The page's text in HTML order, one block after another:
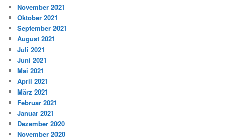
November 2021
Oktober 2021
September 2021
August 2021
Juli 2021
Juni 2021
Mai 2021
April 2021
März 2021
Februar 2021
Januar 2021
Dezember 2020
November 2020